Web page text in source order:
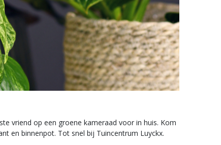
vriend op een groene kameraad voor in huis. Kom
en binnenpot. Tot snel bij Tuincentrum Luyckx.